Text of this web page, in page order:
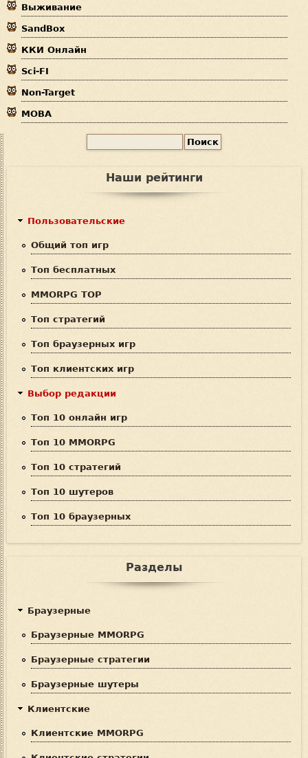
ы
е
с
ь
Выживание
SandBox
ККИ Онлайн
Sci-FI
Non-Target
MOBA
Наши рейтинги
Пользовательские
Общий топ игр
Топ бесплатных
MMORPG TOP
Топ стратегий
Топ браузерных игр
Топ клиентских игр
Выбор редакции
Топ 10 онлайн игр
Топ 10 MMORPG
Топ 10 стратегий
Топ 10 шутеров
Топ 10 браузерных
Разделы
Браузерные
Браузерные MMORPG
Браузерные стратегии
Браузерные шутеры
Клиентские
Клиентские MMORPG